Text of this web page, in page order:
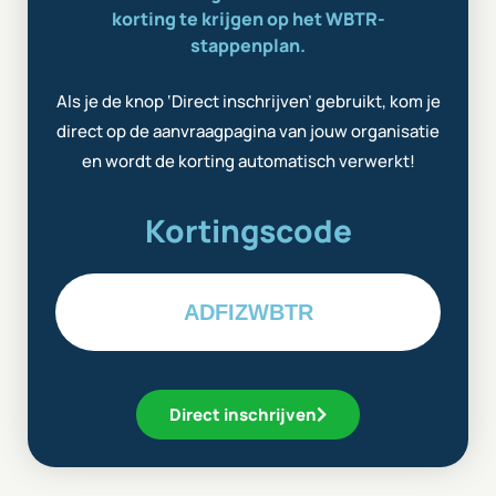
korting te krijgen op het WBTR-
stappenplan.
Als je de knop ‘Direct inschrijven’ gebruikt, kom je
direct op de aanvraagpagina van jouw organisatie
en wordt de korting automatisch verwerkt!
Kortingscode
ADFIZWBTR
Direct inschrijven